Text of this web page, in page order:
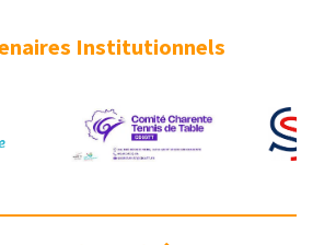
Institutionnels